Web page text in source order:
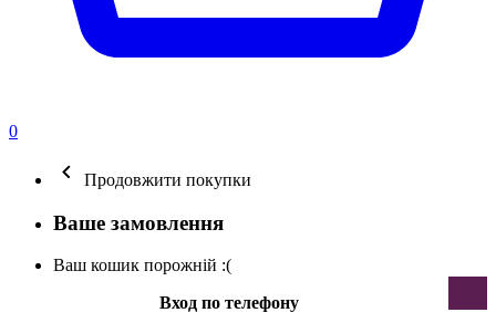
0
Продовжити покупки
Ваше замовлення
Ваш кошик порожній :(
Вход по телефону